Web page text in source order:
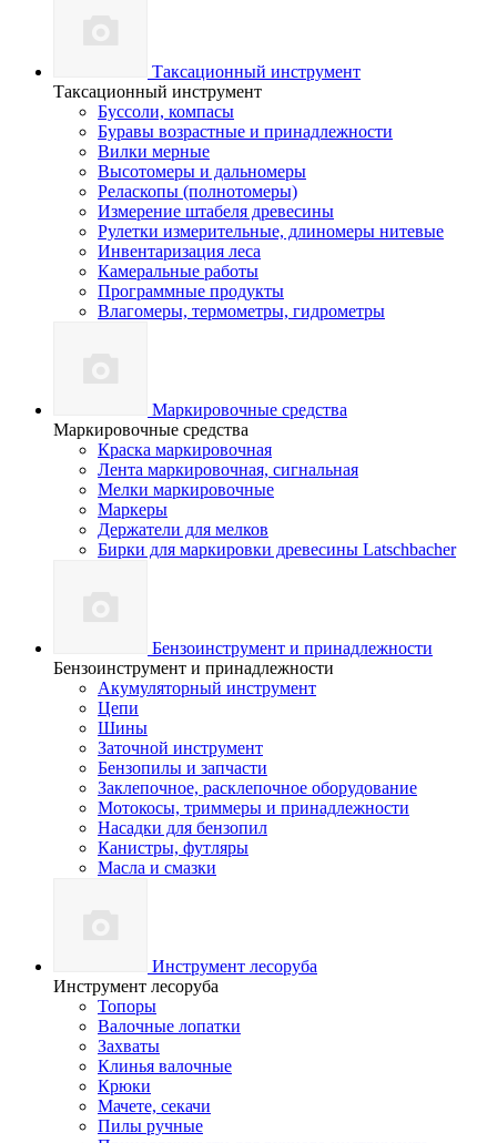
Таксационный инструмент
Таксационный инструмент
Буссоли, компасы
Буравы возрастные и принадлежности
Вилки мерные
Высотомеры и дальномеры
Реласкопы (полнотомеры)
Измерение штабеля древесины
Рулетки измерительные, длиномеры нитевые
Инвентаризация леса
Камеральные работы
Программные продукты
Влагомеры, термометры, гидрометры
Маркировочные средства
Маркировочные средства
Краска маркировочная
Лента маркировочная, сигнальная
Мелки маркировочные
Маркеры
Держатели для мелков
Бирки для маркировки древесины Latschbacher
Бензоинструмент и принадлежности
Бензоинструмент и принадлежности
Акумуляторный инструмент
Цепи
Шины
Заточной инструмент
Бензопилы и запчасти
Заклепочное, расклепочное оборудование
Мотокосы, триммеры и принадлежности
Насадки для бензопил
Канистры, футляры
Масла и смазки
Инструмент лесоруба
Инструмент лесоруба
Топоры
Валочные лопатки
Захваты
Клинья валочные
Крюки
Мачете, секачи
Пилы ручные